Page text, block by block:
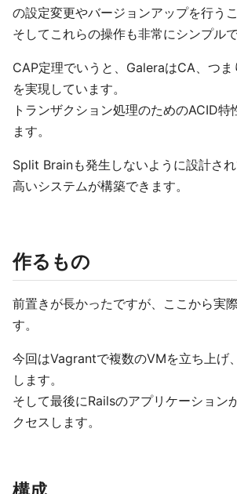
の設定変更やバージョンアップを行う
そしてこれらの操作も非常にシンプルで
CAP定理でいうと、GaleraはCA、つ
を実現しています。
トランザクション処理のためのACID特
ます。
Split Brainも発生しないように設計さ
高いシステムが構築できます。
作るもの
前置きが長かったですが、ここから実
す。
今回はVagrantで複数のVMを立ち上げ
します。
そして最後にRailsのアプリケーション
クセスします。